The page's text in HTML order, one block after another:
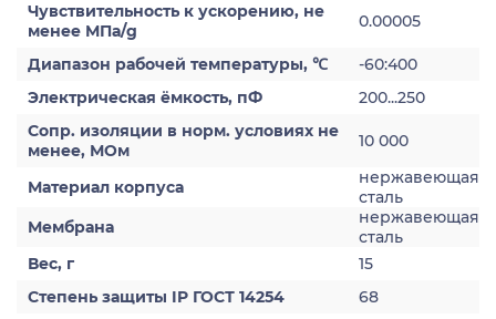
Чувствительность к ускорению, не
менее МПа/g
0.00005
Диапазон рабочей температуры, ℃
-60:400
Электрическая ёмкость, пФ
200...250
Сопр. изоляции в норм. условиях не
менее, МОм
10 000
Материал корпуса
нержавеющая
сталь
Мембрана
нержавеющая
сталь
Вес, г
15
Степень защиты IP ГОСТ 14254
68